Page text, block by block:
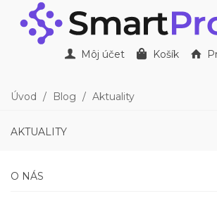
Môj účet Košík
Úvod / Blog / Aktuality
AKTUALITY
O NÁS